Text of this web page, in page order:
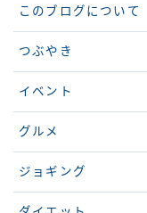
このブログについて
つぶやき
イベント
グルメ
ジョギング